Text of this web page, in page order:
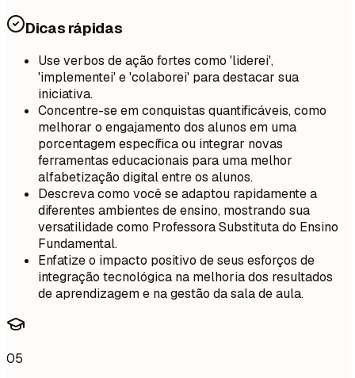
Dicas rápidas
Use verbos de ação fortes como 'liderei',
'implementei' e 'colaborei' para destacar sua
iniciativa.
Concentre-se em conquistas quantificáveis, como
melhorar o engajamento dos alunos em uma
porcentagem específica ou integrar novas
ferramentas educacionais para uma melhor
alfabetização digital entre os alunos.
Descreva como você se adaptou rapidamente a
diferentes ambientes de ensino, mostrando sua
versatilidade como Professora Substituta do Ensino
Fundamental.
Enfatize o impacto positivo de seus esforços de
integração tecnológica na melhoria dos resultados
de aprendizagem e na gestão da sala de aula.
05